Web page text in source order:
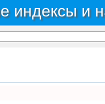
индексы и